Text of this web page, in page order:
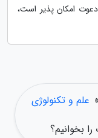
امکان پذیر است،
» علم و تکنولوژی
بخوانیم؟